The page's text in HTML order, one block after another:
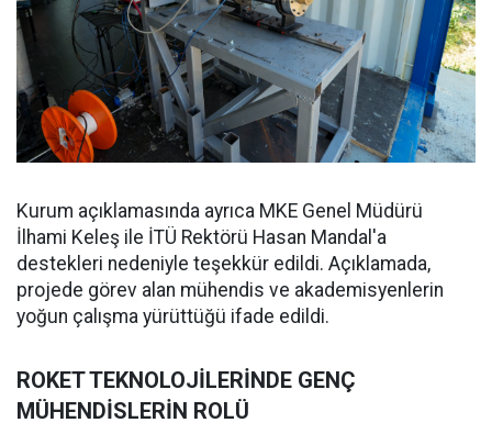
Kurum açıklamasında ayrıca MKE Genel Müdürü
İlhami Keleş ile İTÜ Rektörü Hasan Mandal'a
destekleri nedeniyle teşekkür edildi. Açıklamada,
projede görev alan mühendis ve akademisyenlerin
yoğun çalışma yürüttüğü ifade edildi.
ROKET TEKNOLOJİLERİNDE GENÇ
MÜHENDİSLERİN ROLÜ